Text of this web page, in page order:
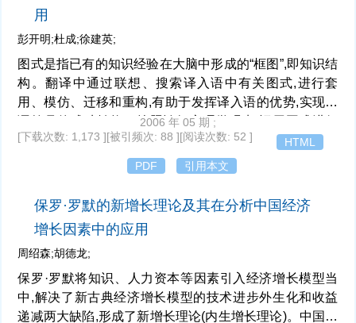
用
彭开明;杜成;徐建英;
图式是指已有的知识经验在大脑中形成的“框图”,即知识结
构。翻译中通过联想、搜索译入语中有关图式,进行套
用、模仿、迁移和重构,有助于发挥译入语的优势,实现双
语符号的成功转换。按照认知心理学观点,运用图式进行
传译可包括三个方面,即运用原型匹配、运用模板匹配、
运用“自上而下”搜索。
2006 年 05 期 ;
[下载次数: 1,173 ][被引频次: 88 ][阅读次数: 52 ]
HTML
PDF
引用本文
保罗·罗默的新增长理论及其在分析中国经济
增长因素中的应用
周绍森;胡德龙;
保罗·罗默将知识、人力资本等因素引入经济增长模型当
中,解决了新古典经济增长模型的技术进步外生化和收益
递减两大缺陷,形成了新增长理论(内生增长理论)。中国经